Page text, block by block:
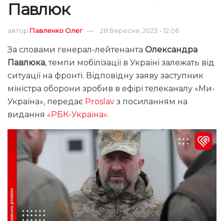
Павлюк
автор Павленко Олег 28 Вересня, 2023 - 12:06
За словами генерал-лейтенанта Олександра
Павлюка, темпи мобілізації в Україні залежать від
ситуації на фронті. Відповідну заяву заступник
міністра оборони зробив в ефірі телеканалу «Ми-
Україна», передає Proslav з посиланням на
видання «РБК-Україна».